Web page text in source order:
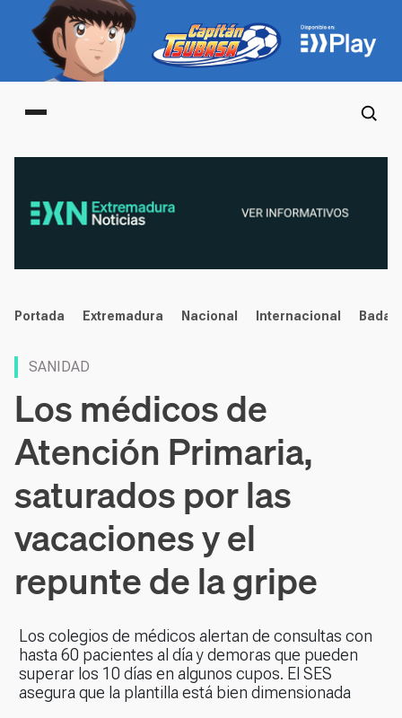
Main menu
noticias
Portada Extremadura Nacional Internacional
SANIDAD
Los médicos de
Atención Primaria,
saturados por las
vacaciones y el
repunte de la gripe
Los colegios de médicos alertan de consultas con
hasta 60 pacientes al día y demoras que pueden
superar los 10 días en algunos cupos. El SES
asegura que la plantilla está bien dimensionada